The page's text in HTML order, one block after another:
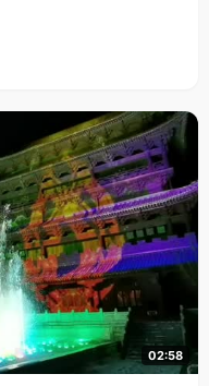
02:58